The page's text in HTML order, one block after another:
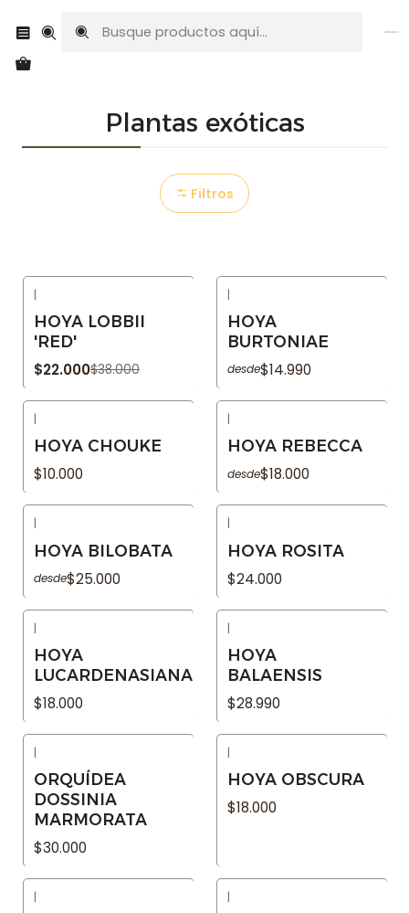
Plantas exóticas
Filtros
Agotado
|
HOYA LOBBII
'RED'
$22.000$38.000
|
HOYA
BURTONIAE
desde$14.990
|
HOYA CHOUKE
$10.000
|
HOYA REBECCA
desde$18.000
|
HOYA BILOBATA
desde$25.000
|
HOYA ROSITA
$24.000
|
HOYA
LUCARDENASIANA
$18.000
|
HOYA
BALAENSIS
$28.990
Agotado
|
ORQUÍDEA
DOSSINIA
MARMORATA
$30.000
|
HOYA OBSCURA
$18.000